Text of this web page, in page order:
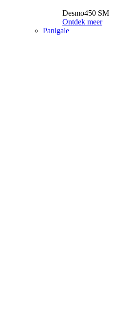
Desmo450 SM
Ontdek meer
Panigale